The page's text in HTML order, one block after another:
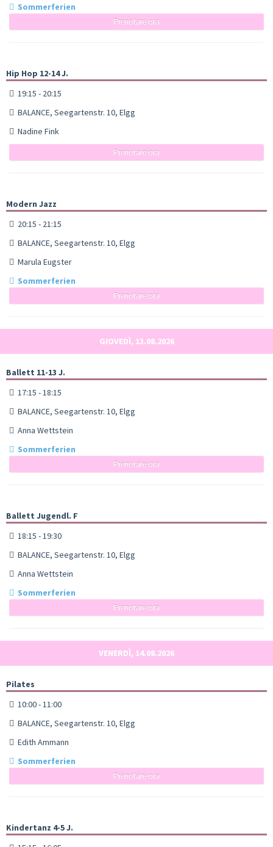
Sommerferien
Prenotare ora
Hip Hop 12-14 J.
19:15 - 20:15
BALANCE, Seegartenstr. 10, Elgg
Nadine Fink
Prenotare ora
Modern Jazz
20:15 - 21:15
BALANCE, Seegartenstr. 10, Elgg
Marula Eugster
Sommerferien
Prenotare ora
GIOVEDÌ, 13.08.2026
Ballett 11-13 J.
17:15 - 18:15
BALANCE, Seegartenstr. 10, Elgg
Anna Wettstein
Sommerferien
Prenotare ora
Ballett Jugendl. F
18:15 - 19:30
BALANCE, Seegartenstr. 10, Elgg
Anna Wettstein
Sommerferien
Prenotare ora
VENERDÌ, 14.08.2026
Pilates
10:00 - 11:00
BALANCE, Seegartenstr. 10, Elgg
Edith Ammann
Sommerferien
Prenotare ora
Kindertanz 4-5 J.